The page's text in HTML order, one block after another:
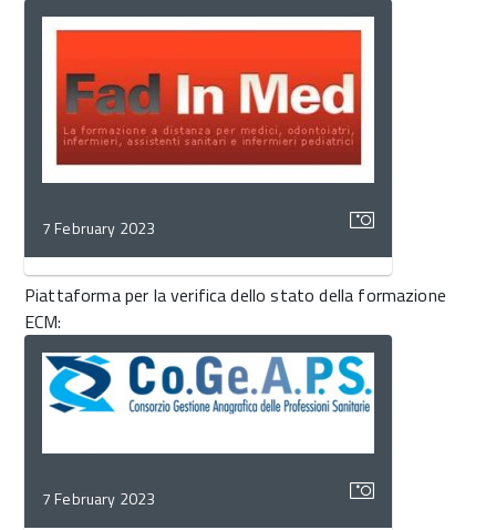
7 February 2023
Piattaforma per la verifica dello stato della formazione
ECM:
7 February 2023